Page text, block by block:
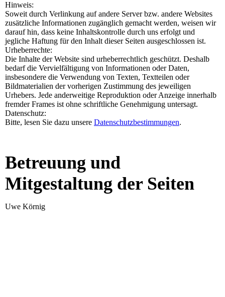
Hinweis:
Soweit durch Verlinkung auf andere Server bzw. andere Websites
zusätzliche Informationen zugänglich gemacht werden, weisen wir
darauf hin, dass keine Inhaltskontrolle durch uns erfolgt und
jegliche Haftung für den Inhalt dieser Seiten ausgeschlossen ist.
Urheberrechte:
Die Inhalte der Website sind urheberrechtlich geschützt. Deshalb
bedarf die Vervielfältigung von Informationen oder Daten,
insbesondere die Verwendung von Texten, Textteilen oder
Bildmaterialien der vorherigen Zustimmung des jeweiligen
Urhebers. Jede anderweitige Reproduktion oder Anzeige innerhalb
fremder Frames ist ohne schriftliche Genehmigung untersagt.
Datenschutz:
Bitte, lesen Sie dazu unsere Datenschutzbestimmungen.
Betreuung und
Mitgestaltung der Seiten
Uwe Körnig